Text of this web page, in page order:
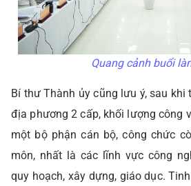
Quang cảnh buổi
Bí thư Thành ủy cũng lưu ý, sau khi
địa phương 2 cấp, khối lượng công
một bộ phận cán bộ, công chức
môn, nhất là các lĩnh vực công
quy hoạch, xây dựng, giáo dục.